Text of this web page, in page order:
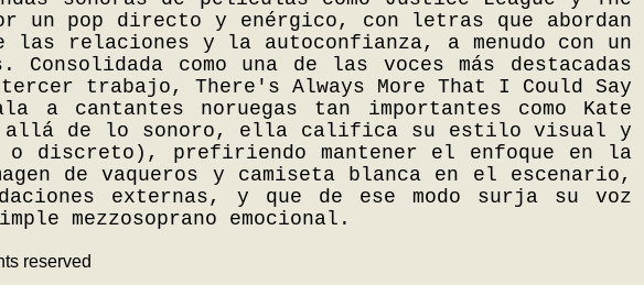
un pop directo y enérgico, con letras que abordan
las relaciones y la autoconfianza, a menudo con un
como una de las voces más destacadas
tercer trabajo, There's Always More That I Could Say
cantantes noruegas tan importantes como Kate
allá de lo sonoro, ella califica su estilo visual y
o discreto), prefiriendo mantener el enfoque en la
de vaqueros y camiseta blanca en el escenario,
externas, y que de ese modo surja su voz
mezzosoprano emocional.
reserved